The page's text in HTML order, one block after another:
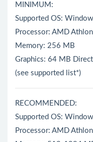
MINIMUM:
Supported OS:
Processor: AMD
Memory: 256 MB
Graphics: 64 MB
(see supported list*)
RECOMMENDED:
Supported OS:
Processor: AMD